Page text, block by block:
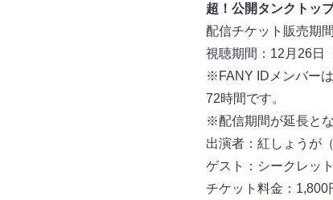
超！公開タンクトッ
配信チケット販売期
視聴期間：12月26日
※FANY IDメンバー
72時間です。
※配信期間が延長と
出演者：紅しょうが
ゲスト：シークレット
チケット料金：1,800